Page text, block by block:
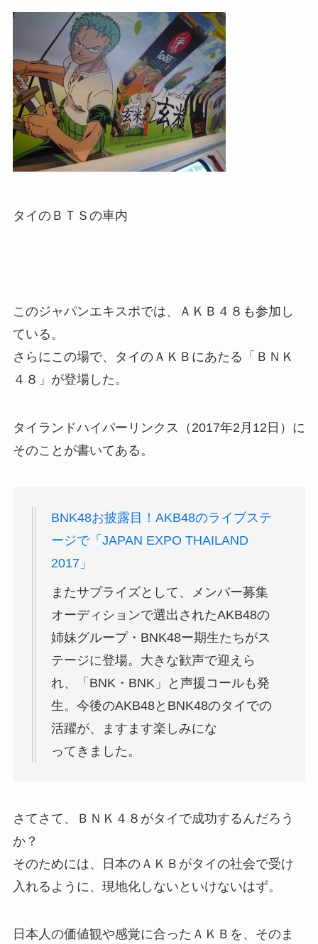
タイのＢＴＳの車内
このジャパンエキスポでは、ＡＫＢ４８も参加し
ている。
さらにこの場で、タイのＡＫＢにあたる「ＢＮＫ
４８」が登場した。
タイランドハイパーリンクス（2017年2月12日）に
そのことが書いてある。
BNK48お披露目！AKB48のライブステ
ージで「JAPAN EXPO THAILAND
2017」
またサプライズとして、メンバー募集
オーディションで選出されたAKB48の
姉妹グループ・BNK48ー期生たちがス
テージに登場。大きな歓声で迎えら
れ、「BNK・BNK」と声援コールも発
生。今後のAKB48とBNK48のタイでの
活躍が、ますます楽しみにな
ってきました。
さてさて、ＢＮＫ４８がタイで成功するんだろう
か？
そのためには、日本のＡＫＢがタイの社会で受け
入れるように、現地化しないといけないはず。
日本人の価値観や感覚に合ったＡＫＢを、そのま